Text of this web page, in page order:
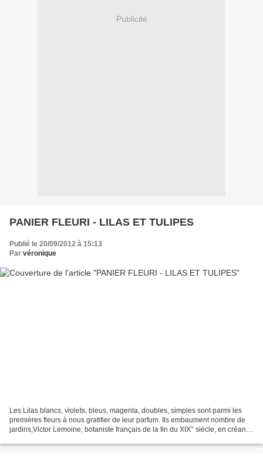
Publicité
PANIER FLEURI - LILAS ET TULIPES
Publié le 20/09/2012 à 15:13
Par véronique
Les Lilas blancs, violets, bleus, magenta, doubles, simples sont parmi les
premières fleurs à nous gratifier de leur parfum. Ils embaument nombre de
jardins,Victor Lemoine, botaniste français de la fin du XIX° siècle, en créant